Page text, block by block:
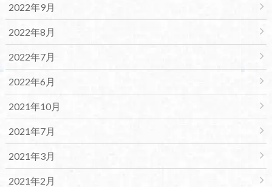
2022年9月
2022年8月
2022年7月
2022年6月
2021年10月
2021年7月
2021年3月
2021年2月